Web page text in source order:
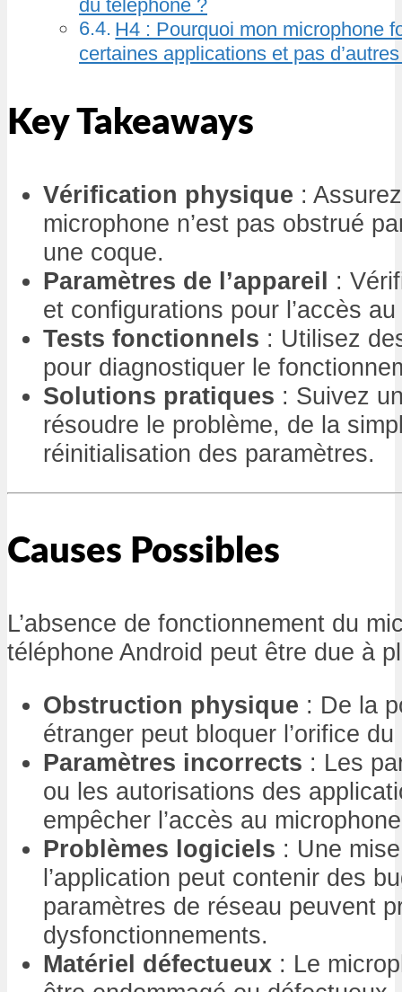
du téléphone ?
H4 : Pourquoi mon microphone
certaines applications et pas
Key Takeaways
Vérification physique :
microphone n’est pas obstrué
une coque.
Paramètres de l’appareil :
et configurations pour l’accès
Tests fonctionnels : Utilisez
pour diagnostiquer le
Solutions pratiques : Suivez
résoudre le problème, de la
réinitialisation des paramètres.
Causes Possibles
L’absence de fonctionnement du
téléphone Android peut être due à
Obstruction physique : De la
étranger peut bloquer l’orifice
Paramètres incorrects : Les
ou les autorisations des
empêcher l’accès au
Problèmes logiciels : Une
l’application peut contenir des
paramètres de réseau peuvent
dysfonctionnements.
Matériel défectueux : Le